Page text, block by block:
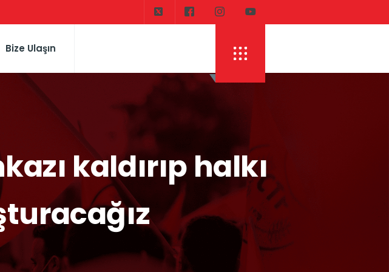
Bize Ulaşın
kaldırıp halkı